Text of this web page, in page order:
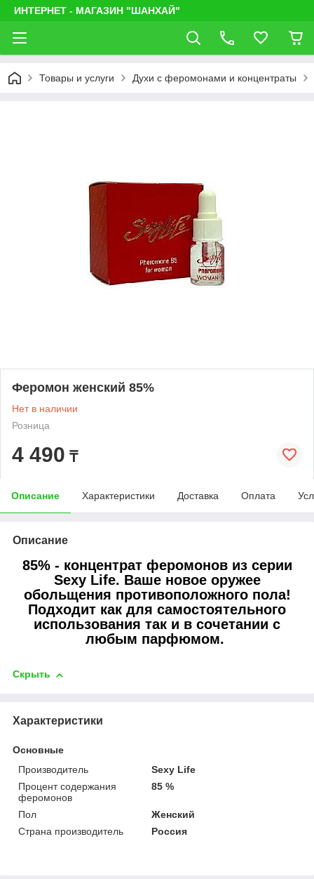
ИНТЕРНЕТ - МАГАЗИН "ШАНХАЙ"
Товары и услуги Духи с феромонами и концентраты
Феромон женский 85%
Нет в наличии
Розница
4 490 ₸
Описание Характеристики Доставка Оплата
Описание
85% - концентрат феромонов из серии
Sexy Life. Ваше новое оружее
обольщения противоположного пола!
Подходит как для самостоятельного
использования так и в сочетании с
любым парфюмом.
Скрыть
Характеристики
Основные
Производитель
Sexy Life
Процент содержания
феромонов
85 %
Пол
Женский
Страна производитель
Россия